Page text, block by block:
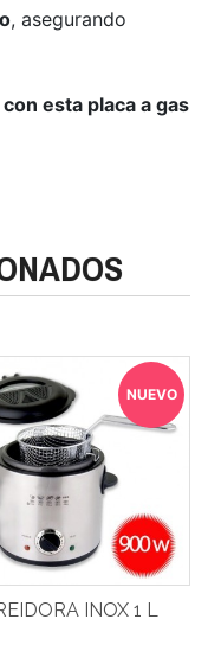
, asegurando
esta placa a gas
NUEVO
INOX 1 L